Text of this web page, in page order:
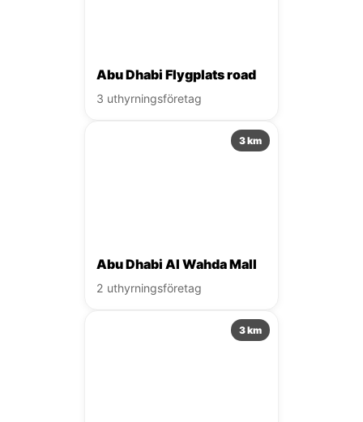
Abu Dhabi Flygplats road
3 uthyrningsföretag
3 km
Abu Dhabi Al Wahda Mall
2 uthyrningsföretag
3 km